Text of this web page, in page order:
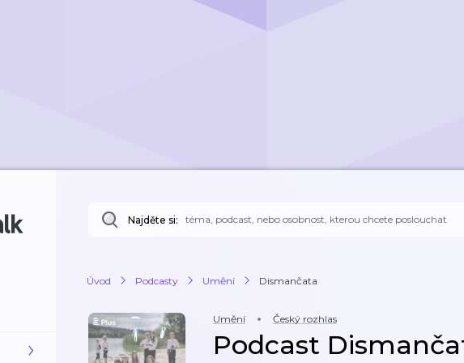
Najděte si:
Úvod Podcasty Umění Dismančata
Umění Český rozhlas
Podcast